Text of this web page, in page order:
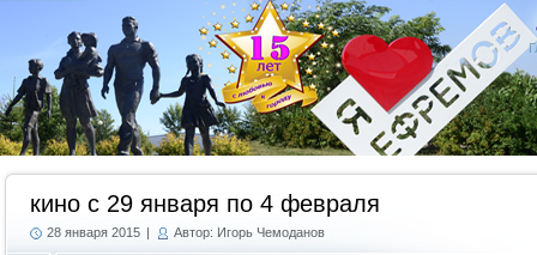
кино с 29 января по 4 февраля
28 января 2015 | Автор: Игорь Чемоданов